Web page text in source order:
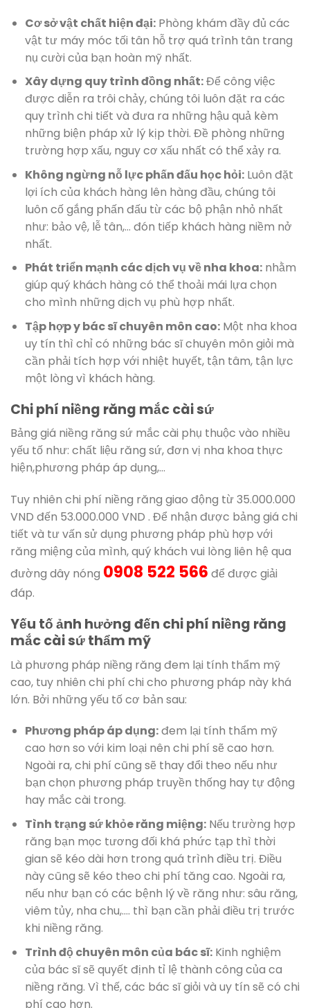
Cơ sở vật chất hiện đại:Phòng khám đầy đủ các
vật tư máy móc tối tân hỗ trợ quá trình tân trang
nụ cười của bạn hoàn mỹ nhất.
Xây dựng quy trình đồng nhất:Để công việc
được diễn ra trôi chảy, chúng tôi luôn đặt ra các
quy trình chi tiết và đưa ra những hậu quả kèm
những biện pháp xử lý kịp thời. Đề phòng những
trường hợp xấu, nguy cơ xấu nhất có thể xảy ra.
Không ngừng nỗ lực phấn đấu học hỏi:Luôn đặt
lợi ích của khách hàng lên hàng đầu, chúng tôi
luôn cố gắng phấn đấu từ các bộ phận nhỏ nhất
như: bảo vệ, lễ tân,… đón tiếp khách hàng niềm nở
nhất.
Phát triển mạnh các dịch vụ về nha khoa:nhằm
giúp quý khách hàng có thể thoải mái lựa chọn
cho mình những dịch vụ phù hợp nhất.
Tập hợp y bác sĩ chuyên môn cao:Một nha khoa
uy tín thì chỉ có những bác sĩ chuyên môn giỏi mà
cần phải tích hợp với nhiệt huyết, tận tâm, tận lực
một lòng vì khách hàng.
Chi phí niềng răng mắc cài sứ
Bảng giá niềng răng sứ mắc cài phụ thuộc vào nhiều
yếu tố như: chất liệu răng sứ, đơn vị nha khoa thực
hiện,phương pháp áp dụng,…
Tuy nhiên chi phí niềng răng giao động từ 35.000.000
VND đến 53.000.000 VND . Để nhận được bảng giá chi
tiết và tư vấn sử dụng phương pháp phù hợp với
răng miệng của mình, quý khách vui lòng liên hệ qua
đường dây nóng 0908 522 566 để được giải
đáp.
Yếu tố ảnh hưởng đến chi phí niềng răng
mắc cài sứ thẩm mỹ
Là phương pháp niềng răng đem lại tính thẩm mỹ
cao, tuy nhiên chi phí chi cho phương pháp này khá
lớn. Bởi những yếu tố cơ bản sau:
Phương pháp áp dụng:đem lại tính thẩm mỹ
cao hơn so với kim loại nên chi phí sẽ cao hơn.
Ngoài ra, chi phí cũng sẽ thay đổi theo nếu như
bạn chọn phương pháp truyền thống hay tự động
hay mắc cài trong.
Tình trạng sứ khỏe răng miệng:Nếu trường hợp
răng bạn mọc tương đối khá phức tạp thì thời
gian sẽ kéo dài hơn trong quá trình điều trị. Điều
này cũng sẽ kéo theo chi phí tăng cao. Ngoài ra,
nếu như bạn có các bệnh lý về răng như: sâu răng,
viêm tủy, nha chu,…. thì bạn cần phải điều trị trước
khi niềng răng.
Trình độ chuyên môn của bác sĩ:Kinh nghiệm
của bác sĩ sẽ quyết định tỉ lệ thành công của ca
niềng răng. Vì thế, các bác sĩ giỏi và uy tín sẽ có chi
phí cao hơn.